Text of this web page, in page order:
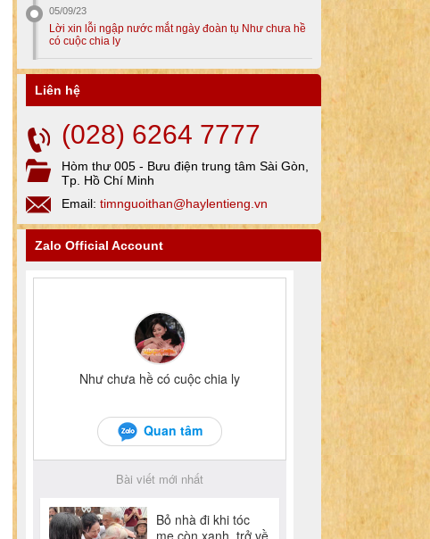
05/09/23
Lời xin lỗi ngập nước mắt ngày đoàn tụ Như chưa hề
có cuộc chia ly
Liên hệ
(028) 6264 7777
Hòm thư 005 - Bưu điện trung tâm Sài Gòn,
Tp. Hồ Chí Minh
Email: timnguoithan@haylentieng.vn
Zalo Official Account